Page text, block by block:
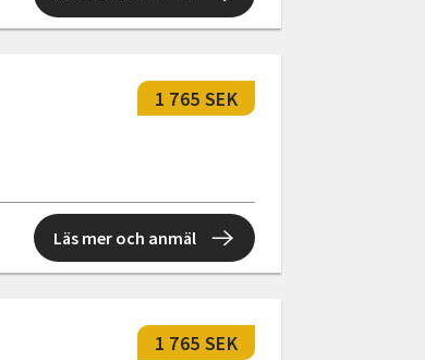
1 765 SEK
Läs mer och anmäl
1 765 SEK